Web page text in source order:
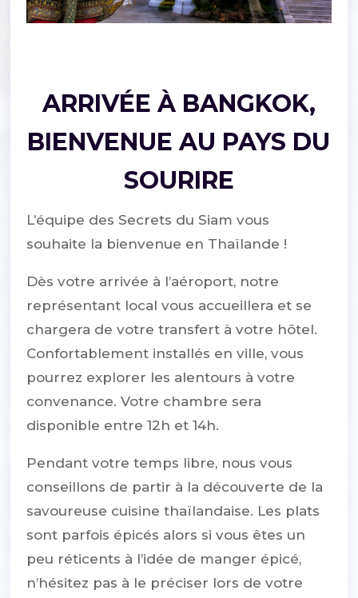
ARRIVÉE À BANGKOK,
BIENVENUE AU PAYS DU
SOURIRE
L’équipe des Secrets du Siam vous
souhaite la bienvenue en Thaïlande !
Dès votre arrivée à l’aéroport, notre
représentant local vous accueillera et se
chargera de votre transfert à votre hôtel.
Confortablement installés en ville, vous
pourrez explorer les alentours à votre
convenance. Votre chambre sera
disponible entre 12h et 14h.
Pendant votre temps libre, nous vous
conseillons de partir à la découverte de la
savoureuse cuisine thaïlandaise. Les plats
sont parfois épicés alors si vous êtes un
peu réticents à l’idée de manger épicé,
n’hésitez pas à le préciser lors de votre